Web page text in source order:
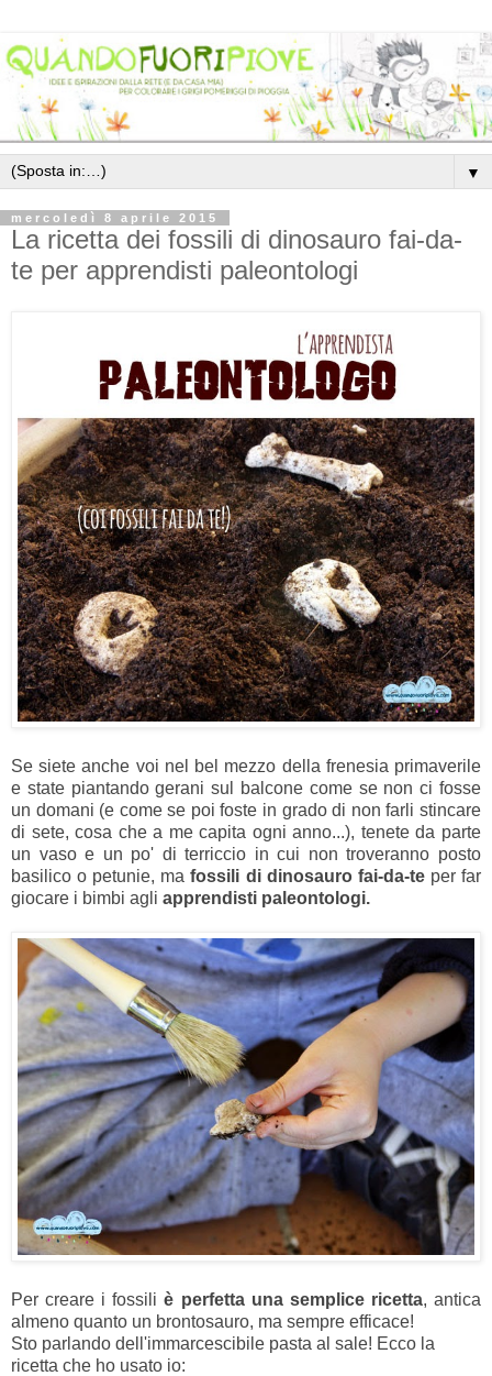
▼
mercoledì 8 aprile 2015
La ricetta dei fossili di dinosauro fai-da-
te per apprendisti paleontologi
Se siete anche voi nel bel mezzo della frenesia primaverile
e state piantando gerani sul balcone come se non ci fosse
un domani (e come se poi foste in grado di non farli stincare
di sete, cosa che a me capita ogni anno...), tenete da parte
un vaso e un po' di terriccio in cui non troveranno posto
basilico o petunie, mafossili di dinosauro fai-da-teper far
giocare i bimbi agli apprendisti paleontologi.
Per creare i fossiliè perfetta una semplice ricetta, antica
almeno quanto un brontosauro, ma sempre efficace!
Sto parlando dell'immarcescibile pasta al sale! Ecco la
ricetta che ho usato io: